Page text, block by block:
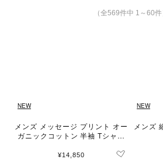
（全569件中 1～60件
NEW
メンズ メッセージ プリント オー
ガニックコットン 半袖 Tシャツ
¥14,850
NEW
メンズ